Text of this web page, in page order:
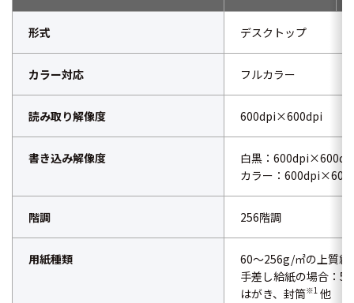
形式 デスクトップ
カラー対応 フルカラー
読み取り解像度 600dpi×600dpi
書き込み解像度
白黒：
カラー：
階調 256階調
用紙種類
60～256g/㎡の上質紙
手差し給紙の場合：
はがき、封筒※1 他